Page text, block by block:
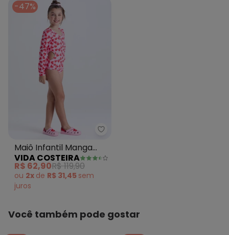
-47%
Vida Costeira - Maiô Infantil
Maiô Infantil Manga
Longa Uv50+
VIDA COSTEIRA
R$ 62,90R$ 119,90
ou 2x de R$ 31,45 sem
juros
Você também pode gostar